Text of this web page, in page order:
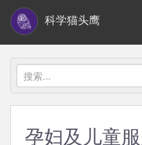
i
科学猫头鹰
搜
索：
孕妇及儿童